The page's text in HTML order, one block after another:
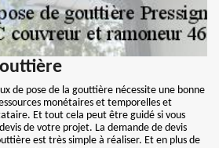
de pose de la gouttière nécessite une bonne
monétaires et temporelles et
Et tout cela peut être guidé si vous
de votre projet. La demande de devis
est très simple à réaliser. Et en plus de